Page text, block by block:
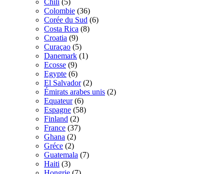
Chili (5)
Colombie (36)
Corée du Sud (6)
Costa Rica (8)
Croatia (9)
Curaçao (5)
Danemark (1)
Ecosse (9)
Egypte (6)
El Salvador (2)
Émirats arabes unis (2)
Equateur (6)
Espagne (58)
Finland (2)
France (37)
Ghana (2)
Gréce (2)
Guatemala (7)
Haiti (3)